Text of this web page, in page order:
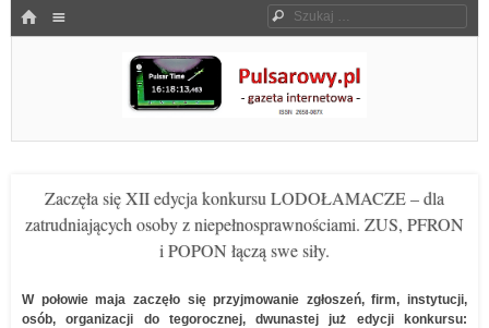
HOME Szukaj
Pulsarowy.pl
Zaczęła się XII edycja konkursu LODOŁAMACZE – dla
zatrudniających osoby z niepełnosprawnościami. ZUS, PFRON
i POPON łączą swe siły.
W połowie maja zaczęło się przyjmowanie zgłoszeń, firm, instytucji,
osób, organizacji do tegorocznej, dwunastej już edycji konkursu: